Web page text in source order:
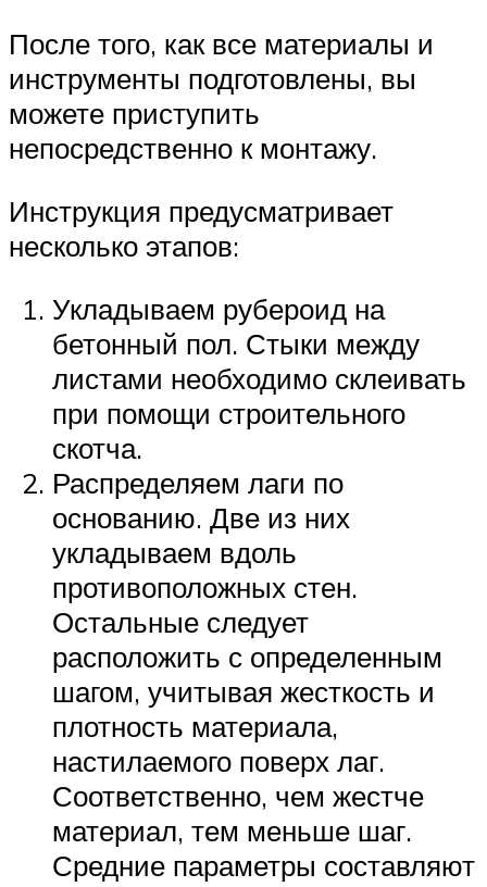
После того, как все материалы и
инструменты подготовлены, вы
можете приступить
непосредственно к монтажу.
Инструкция предусматривает
несколько этапов:
Укладываем рубероид на
бетонный пол. Стыки между
листами необходимо склеивать
при помощи строительного
скотча.
Распределяем лаги по
основанию. Две из них
укладываем вдоль
противоположных стен.
Остальные следует
расположить с определенным
шагом, учитывая жесткость и
плотность материала,
настилаемого поверх лаг.
Соответственно, чем жестче
материал, тем меньше шаг.
Средние параметры составляют